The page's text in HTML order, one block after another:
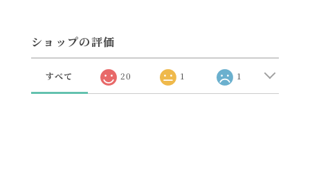
ショップの評価
すべて 20 1 1